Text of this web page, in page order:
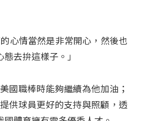
心情當然是非常開心，然後也
去拚這樣子。」
國職棒時能夠繼續為他加油；
供球員更好的支持與照顧，透